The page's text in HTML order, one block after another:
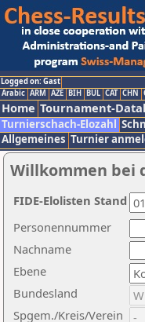
Logged on: Gast
Arabic ARM AZE BIH BUL CAT CHN
Home Tournament-
Turnierschach-Elozahl
Allgemeines Turnier
Willkommen bei
Nachname
Ebene
Personennummer
Bundesland
Spgem./Kreis/Verein
FIDE-Elolisten Stand